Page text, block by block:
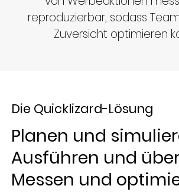
reproduzierbar, sodass
Zuversicht optimieren
Die Quicklizard-Lösung
Planen und
Ausführen und
Messen und